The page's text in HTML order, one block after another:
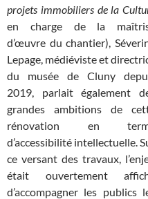
projets immobiliers de la
en charge de la
d’œuvre du chantier),
Lepage, médiéviste et
du musée de Cluny
2019, parlait également
grandes ambitions de
rénovation en
d’accessibilité intellectuelle.
ce versant des travaux,
était ouvertement
d’accompagner les publics